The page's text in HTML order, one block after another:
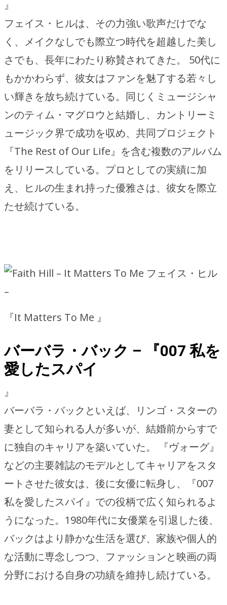
』
フェイス・ヒルは、その力強い歌声だけでな
く、メイクなしでも際立つ時代を超越した美し
さでも、長年にわたり称賛されてきた。 50代に
もかかわらず、彼女はファンを魅了する若々し
い輝きを放ち続けている。同じくミュージシャ
ンのティム・マグロウと結婚し、カントリーミ
ュージック界で成功を収め、共同プロジェクト
『The Rest of Our Life』を含む複数のアルバム
をリリースしている。プロとしての実績に加
え、ヒルの生まれ持った優雅さは、彼女を際立
たせ続けている。
フェイス・ヒル
–
『It Matters To Me 』
バーバラ・バック – 『007 私を
愛したスパイ
』
バーバラ・バックといえば、リンゴ・スターの
妻として知られる人が多いが、結婚前からすで
に独自のキャリアを築いていた。 『ヴォーグ』
などの主要雑誌のモデルとしてキャリアをスタ
ートさせた彼女は、後に女優に転身し、『007
私を愛したスパイ』での役柄で広く知られるよ
うになった。1980年代に女優業を引退した後、
バックはより静かな生活を選び、家族や個人的
な活動に専念しつつ、ファッションと映画の両
分野における自身の功績を維持し続けている。